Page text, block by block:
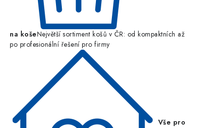
na košeNejvětší sortiment košů v ČR: od kompaktních až
po profesionální řešení pro firmy
Vše pro